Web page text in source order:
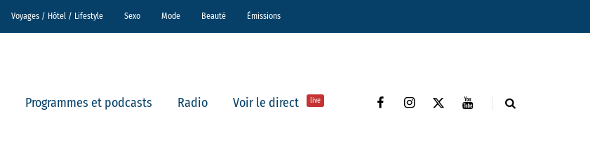
Voyages / Hôtel / Lifestyle Sexo Mode Beauté Émissions
Programmes et podcasts Radio Voir le direct live